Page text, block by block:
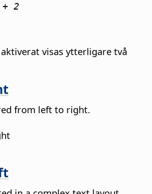
2
visas ytterligare två
from left to right.